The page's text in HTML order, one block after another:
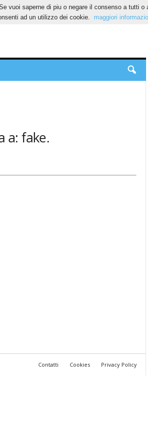
a: fake.
Contatti Cookies Privacy Policy
vuoi saperne di piu o negare il consenso a tutti o
ad un utilizzo dei cookie.
maggiori